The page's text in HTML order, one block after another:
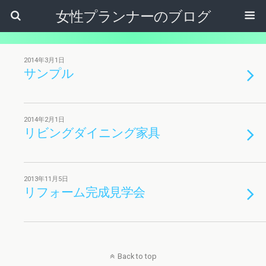
女性プランナーのブログ
2014年3月1日
サンプル
2014年2月1日
リビングダイニング家具
2013年11月5日
リフォーム完成見学会
Back to top